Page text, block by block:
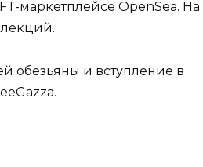
маркетплейсе OpenSea. На
обезьяны и вступление в